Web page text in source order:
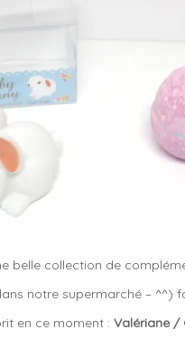
belle collection de
notre supermarché – ^^)
en ce moment : Valériane /